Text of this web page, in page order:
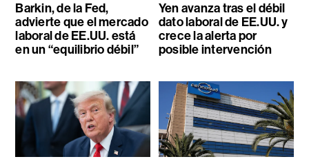
Barkin, de la Fed,
advierte que el mercado
laboral de EE.UU. está
en un “equilibrio débil”
Yen avanza tras el débil
dato laboral de EE.UU. y
crece la alerta por
posible intervención